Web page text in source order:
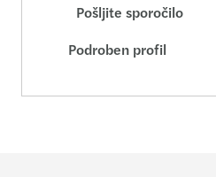
Pošljite sporočilo
Podroben profil